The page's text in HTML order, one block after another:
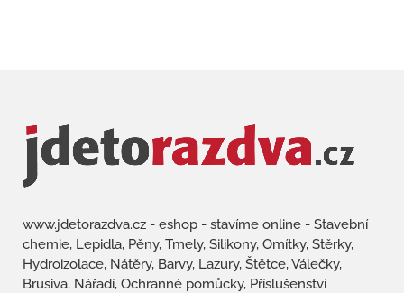
www.jdetorazdva.cz - eshop - stavíme online - Stavební
chemie, Lepidla, Pěny, Tmely, Silikony, Omítky, Stěrky,
Hydroizolace, Nátěry, Barvy, Lazury, Štětce, Válečky,
Brusiva, Nářadí, Ochranné pomůcky, Příslušenství